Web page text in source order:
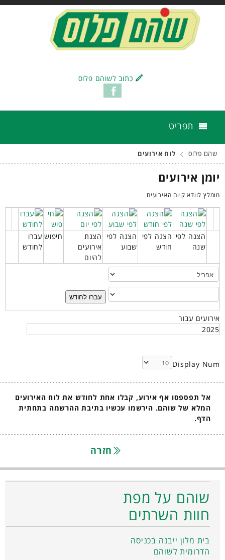
כתוב לשוהם פלוס
תפריט
שהם פלוס לוח אירועים
יומן אירועים
מומלץ לוודא קיום האירועים
הצגה לפי
שנה
הצגה לפי
חודש
הצגה לפי
שבוע
הצגת
אירועים
להיום
חיפוש עברו
לחודש
עברו לחודש
אירועים עבור
2025
Display Num
אל תפספסו אף אירוע, קבלו אחת לחודש את לוח האירועים
המלא של שוהם. הירשמו עכשיו בתיבת ההרשמה בתחתית
הדף.
חזרה
שוהם על מפת
חוות השרתים
בית מלון ייבנה בכניסה
הדרומית לשוהם